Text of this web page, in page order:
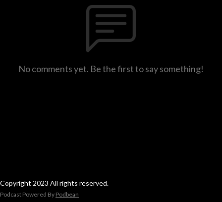
No comments yet. Be the first to say something!
Copyright 2023 All rights reserved.
Podcast Powered By Podbean